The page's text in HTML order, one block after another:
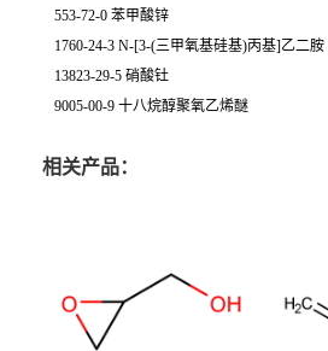
553-72-0 苯甲酸锌
1760-24-3 N-[3-(三甲氧基硅基)丙基]乙二胺
13823-29-5 硝酸钍
9005-00-9 十八烷醇聚氧乙烯醚
相关产品：